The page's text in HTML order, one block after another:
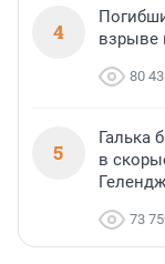
4
взрыве
80
5
Галька
в
73